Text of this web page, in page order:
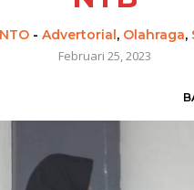
-Advertorial, Olahraga,
Februari 25, 2023